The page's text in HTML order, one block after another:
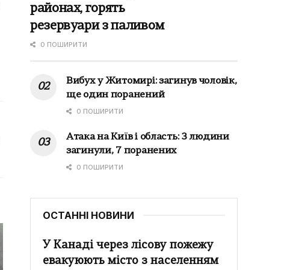
районах, горять
резервуари з паливом
0 ПОШИРИТИ
Вибух у Житомирі: загинув чоловік,
ще один поранений
0 ПОШИРИТИ
Атака на Київ і область: 3 людини
загинули, 7 поранених
0 ПОШИРИТИ
ОСТАННІ НОВИНИ
У Канаді через лісову пожежу
евакуюють місто з населенням